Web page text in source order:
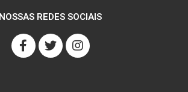
NOSSAS REDES SOCIAIS